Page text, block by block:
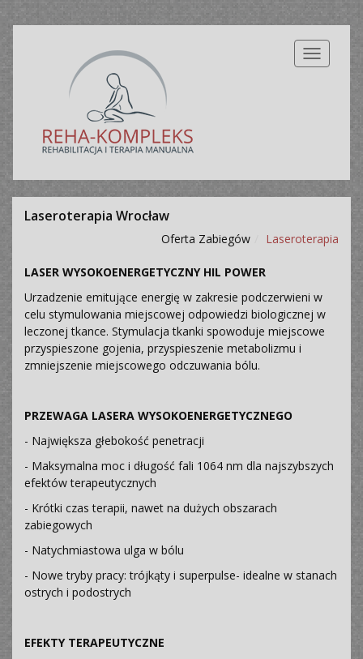
Laseroterapia Wrocław
Oferta Zabiegów Laseroterapia
LASER WYSOKOENERGETYCZNY HIL POWER
Urzadzenie emitujące energię w zakresie podczerwieni w
celu stymulowania miejscowej odpowiedzi biologicznej w
leczonej tkance. Stymulacja tkanki spowoduje miejscowe
przyspieszone gojenia, przyspieszenie metabolizmu i
zmniejszenie miejscowego odczuwania bólu.
PRZEWAGA LASERA WYSOKOENERGETYCZNEGO
- Największa głebokość penetracji
- Maksymalna moc i długość fali 1064 nm dla najszybszych
efektów terapeutycznych
- Krótki czas terapii, nawet na dużych obszarach
zabiegowych
- Natychmiastowa ulga w bólu
- Nowe tryby pracy: trójkąty i superpulse- idealne w stanach
ostrych i podostrych
EFEKTY TERAPEUTYCZNE